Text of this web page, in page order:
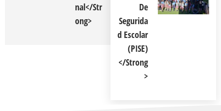
Nal</str
Ong>
De
Segurida
D Escolar
(PISE)
</strong
>